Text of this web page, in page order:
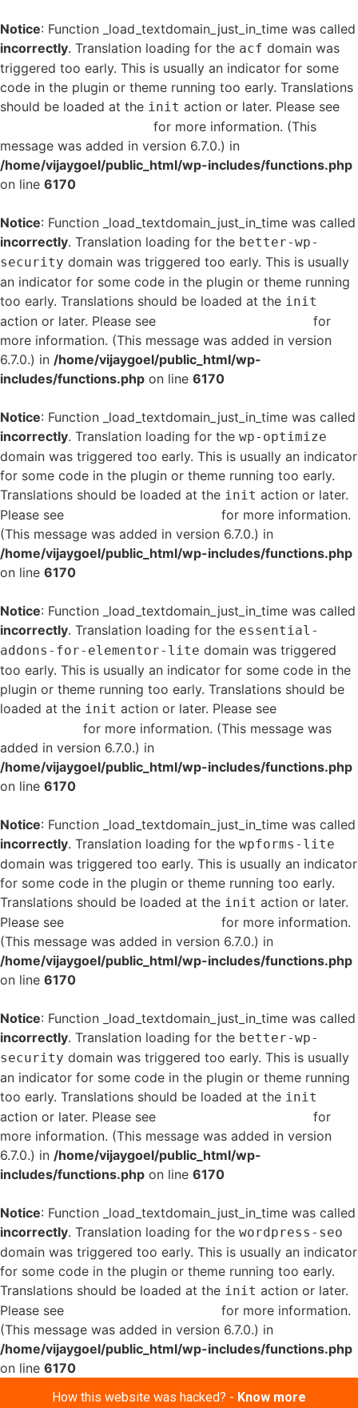
Notice: Function _load_textdomain_just_in_time was called
incorrectly. Translation loading for the acf domain was
triggered too early. This is usually an indicator for some
code in the plugin or theme running too early. Translations
should be loaded at the init action or later. Please see
for more information. (This
message was added in version 6.7.0.) in
/home/vijaygoel/public_html/wp-includes/functions.php
on line 6170
Notice: Function _load_textdomain_just_in_time was called
incorrectly. Translation loading for the better-wp-
security domain was triggered too early. This is usually
an indicator for some code in the plugin or theme running
too early. Translations should be loaded at the init
action or later. Please see
for
more information. (This message was added in version
6.7.0.) in /home/vijaygoel/public_html/wp-
includes/functions.php on line 6170
Notice: Function _load_textdomain_just_in_time was called
incorrectly. Translation loading for the wp-optimize
domain was triggered too early. This is usually an indicator
for some code in the plugin or theme running too early.
Translations should be loaded at the init action or later.
Please see
for more information.
(This message was added in version 6.7.0.) in
/home/vijaygoel/public_html/wp-includes/functions.php
on line 6170
Notice: Function _load_textdomain_just_in_time was called
incorrectly. Translation loading for the essential-
addons-for-elementor-lite domain was triggered
too early. This is usually an indicator for some code in the
plugin or theme running too early. Translations should be
loaded at the init action or later. Please see
for more information. (This message was
added in version 6.7.0.) in
/home/vijaygoel/public_html/wp-includes/functions.php
on line 6170
Notice: Function _load_textdomain_just_in_time was called
incorrectly. Translation loading for the wpforms-lite
domain was triggered too early. This is usually an indicator
for some code in the plugin or theme running too early.
Translations should be loaded at the init action or later.
Please see
for more information.
(This message was added in version 6.7.0.) in
/home/vijaygoel/public_html/wp-includes/functions.php
on line 6170
Notice: Function _load_textdomain_just_in_time was called
incorrectly. Translation loading for the better-wp-
security domain was triggered too early. This is usually
an indicator for some code in the plugin or theme running
too early. Translations should be loaded at the init
action or later. Please see
for
more information. (This message was added in version
6.7.0.) in /home/vijaygoel/public_html/wp-
includes/functions.php on line 6170
Notice: Function _load_textdomain_just_in_time was called
incorrectly. Translation loading for the wordpress-seo
domain was triggered too early. This is usually an indicator
for some code in the plugin or theme running too early.
Translations should be loaded at the init action or later.
Please see
for more information.
(This message was added in version 6.7.0.) in
/home/vijaygoel/public_html/wp-includes/functions.php
on line 6170
How this website was hacked? - Know more